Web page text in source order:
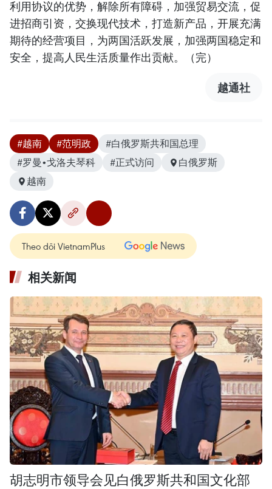
利用协议的优势，解除所有障碍，加强贸易交流，促
进招商引资，交换现代技术，打造新产品，开展充满
期待的经营项目，为两国活跃发展，加强两国稳定和
安全，提高人民生活质量作出贡献。（完）
越通社
#越南 #范明政
#白俄罗斯共和国总理
#罗曼•戈洛夫琴科
#正式访问
白俄罗斯
越南
Theo dõi VietnamPlus
相关新闻
胡志明市领导会见白俄罗斯共和国文化部